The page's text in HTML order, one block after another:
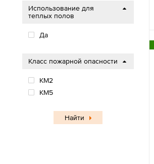
Использование для
теплых полов
Да
Класс пожарной опасности
КМ2
КМ5
Найти